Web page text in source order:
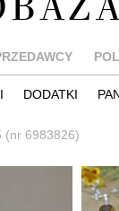
DODATKI
(nr 6983826)